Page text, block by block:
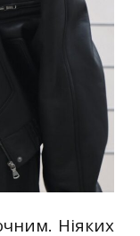
Ніяких